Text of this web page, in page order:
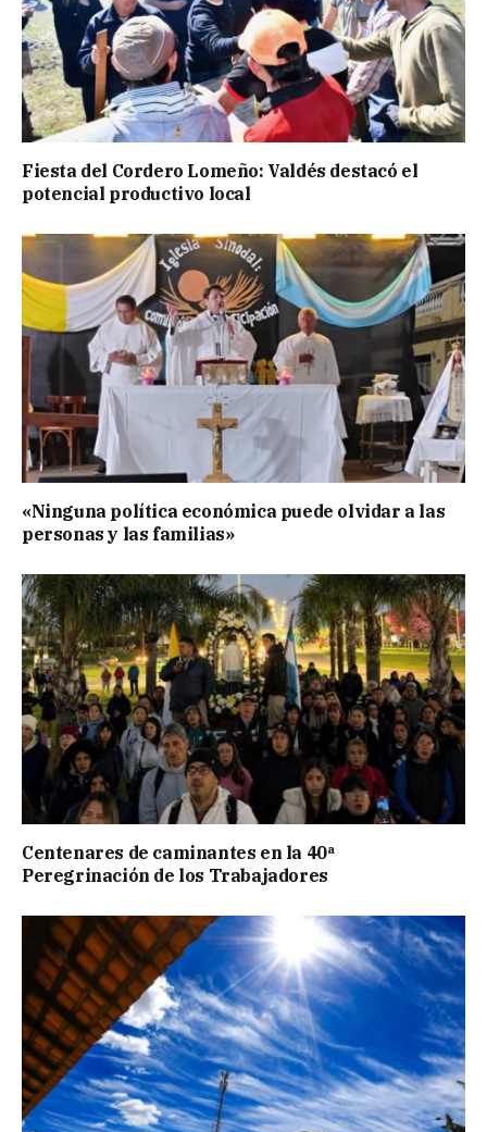
Fiesta del Cordero Lomeño: Valdés destacó el
potencial productivo local
«Ninguna política económica puede olvidar a las
personas y las familias»
Centenares de caminantes en la 40ª
Peregrinación de los Trabajadores